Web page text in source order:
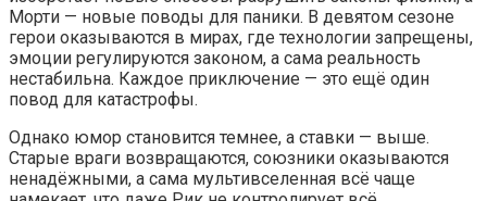
Морти — новые поводы для паники. В девятом сезоне
герои оказываются в мирах, где технологии запрещены,
эмоции регулируются законом, а сама реальность
нестабильна. Каждое приключение — это ещё один
повод для катастрофы.
Однако юмор становится темнее, а ставки — выше.
Старые враги возвращаются, союзники оказываются
ненадёжными, а сама мультивселенная всё чаще